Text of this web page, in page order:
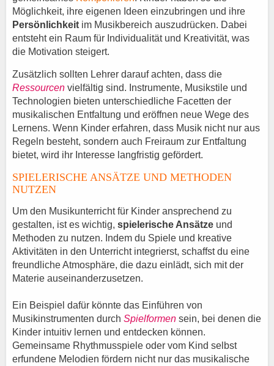
Möglichkeit, ihre eigenen Ideen einzubringen und ihre
Persönlichkeit im Musikbereich auszudrücken. Dabei
entsteht ein Raum für Individualität und Kreativität, was
die Motivation steigert.
Zusätzlich sollten Lehrer darauf achten, dass die
Ressourcen vielfältig sind. Instrumente, Musikstile und
Technologien bieten unterschiedliche Facetten der
musikalischen Entfaltung und eröffnen neue Wege des
Lernens. Wenn Kinder erfahren, dass Musik nicht nur aus
Regeln besteht, sondern auch Freiraum zur Entfaltung
bietet, wird ihr Interesse langfristig gefördert.
SPIELERISCHE ANSÄTZE UND METHODEN
NUTZEN
Um den Musikunterricht für Kinder ansprechend zu
gestalten, ist es wichtig, spielerische Ansätze und
Methoden zu nutzen. Indem du Spiele und kreative
Aktivitäten in den Unterricht integrierst, schaffst du eine
freundliche Atmosphäre, die dazu einlädt, sich mit der
Materie auseinanderzusetzen.
Ein Beispiel dafür könnte das Einführen von
Musikinstrumenten durch Spielformen sein, bei denen die
Kinder intuitiv lernen und entdecken können.
Gemeinsame Rhythmusspiele oder vom Kind selbst
erfundene Melodien fördern nicht nur das musikalische